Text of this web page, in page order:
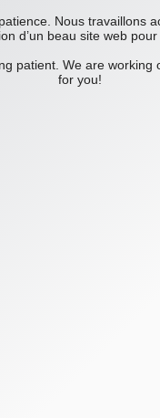
Nous travaillons
d’un beau site web pour
patient. We are working
for you!